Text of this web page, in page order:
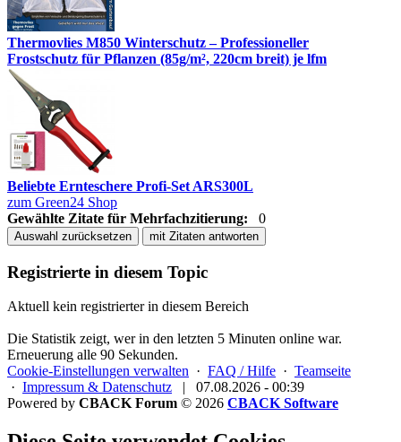
Thermovlies M850 Winterschutz – Professioneller
Frostschutz für Pflanzen (85g/m², 220cm breit) je lfm
Beliebte Ernteschere Profi-Set ARS300L
zum Green24 Shop
Gewählte Zitate für Mehrfachzitierung:
0
Auswahl zurücksetzen mit Zitaten antworten
Registrierte in diesem Topic
Aktuell kein registrierter in diesem Bereich
Die Statistik zeigt, wer in den letzten 5 Minuten online war.
Erneuerung alle 90 Sekunden.
Cookie-Einstellungen verwalten · FAQ / Hilfe · Teamseite
· Impressum & Datenschutz |
07.08.2026 - 00:39
Powered by CBACK Forum © 2026 CBACK Software